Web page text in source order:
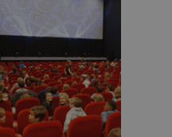
CUT x
✨
- 2 places à
semaine !